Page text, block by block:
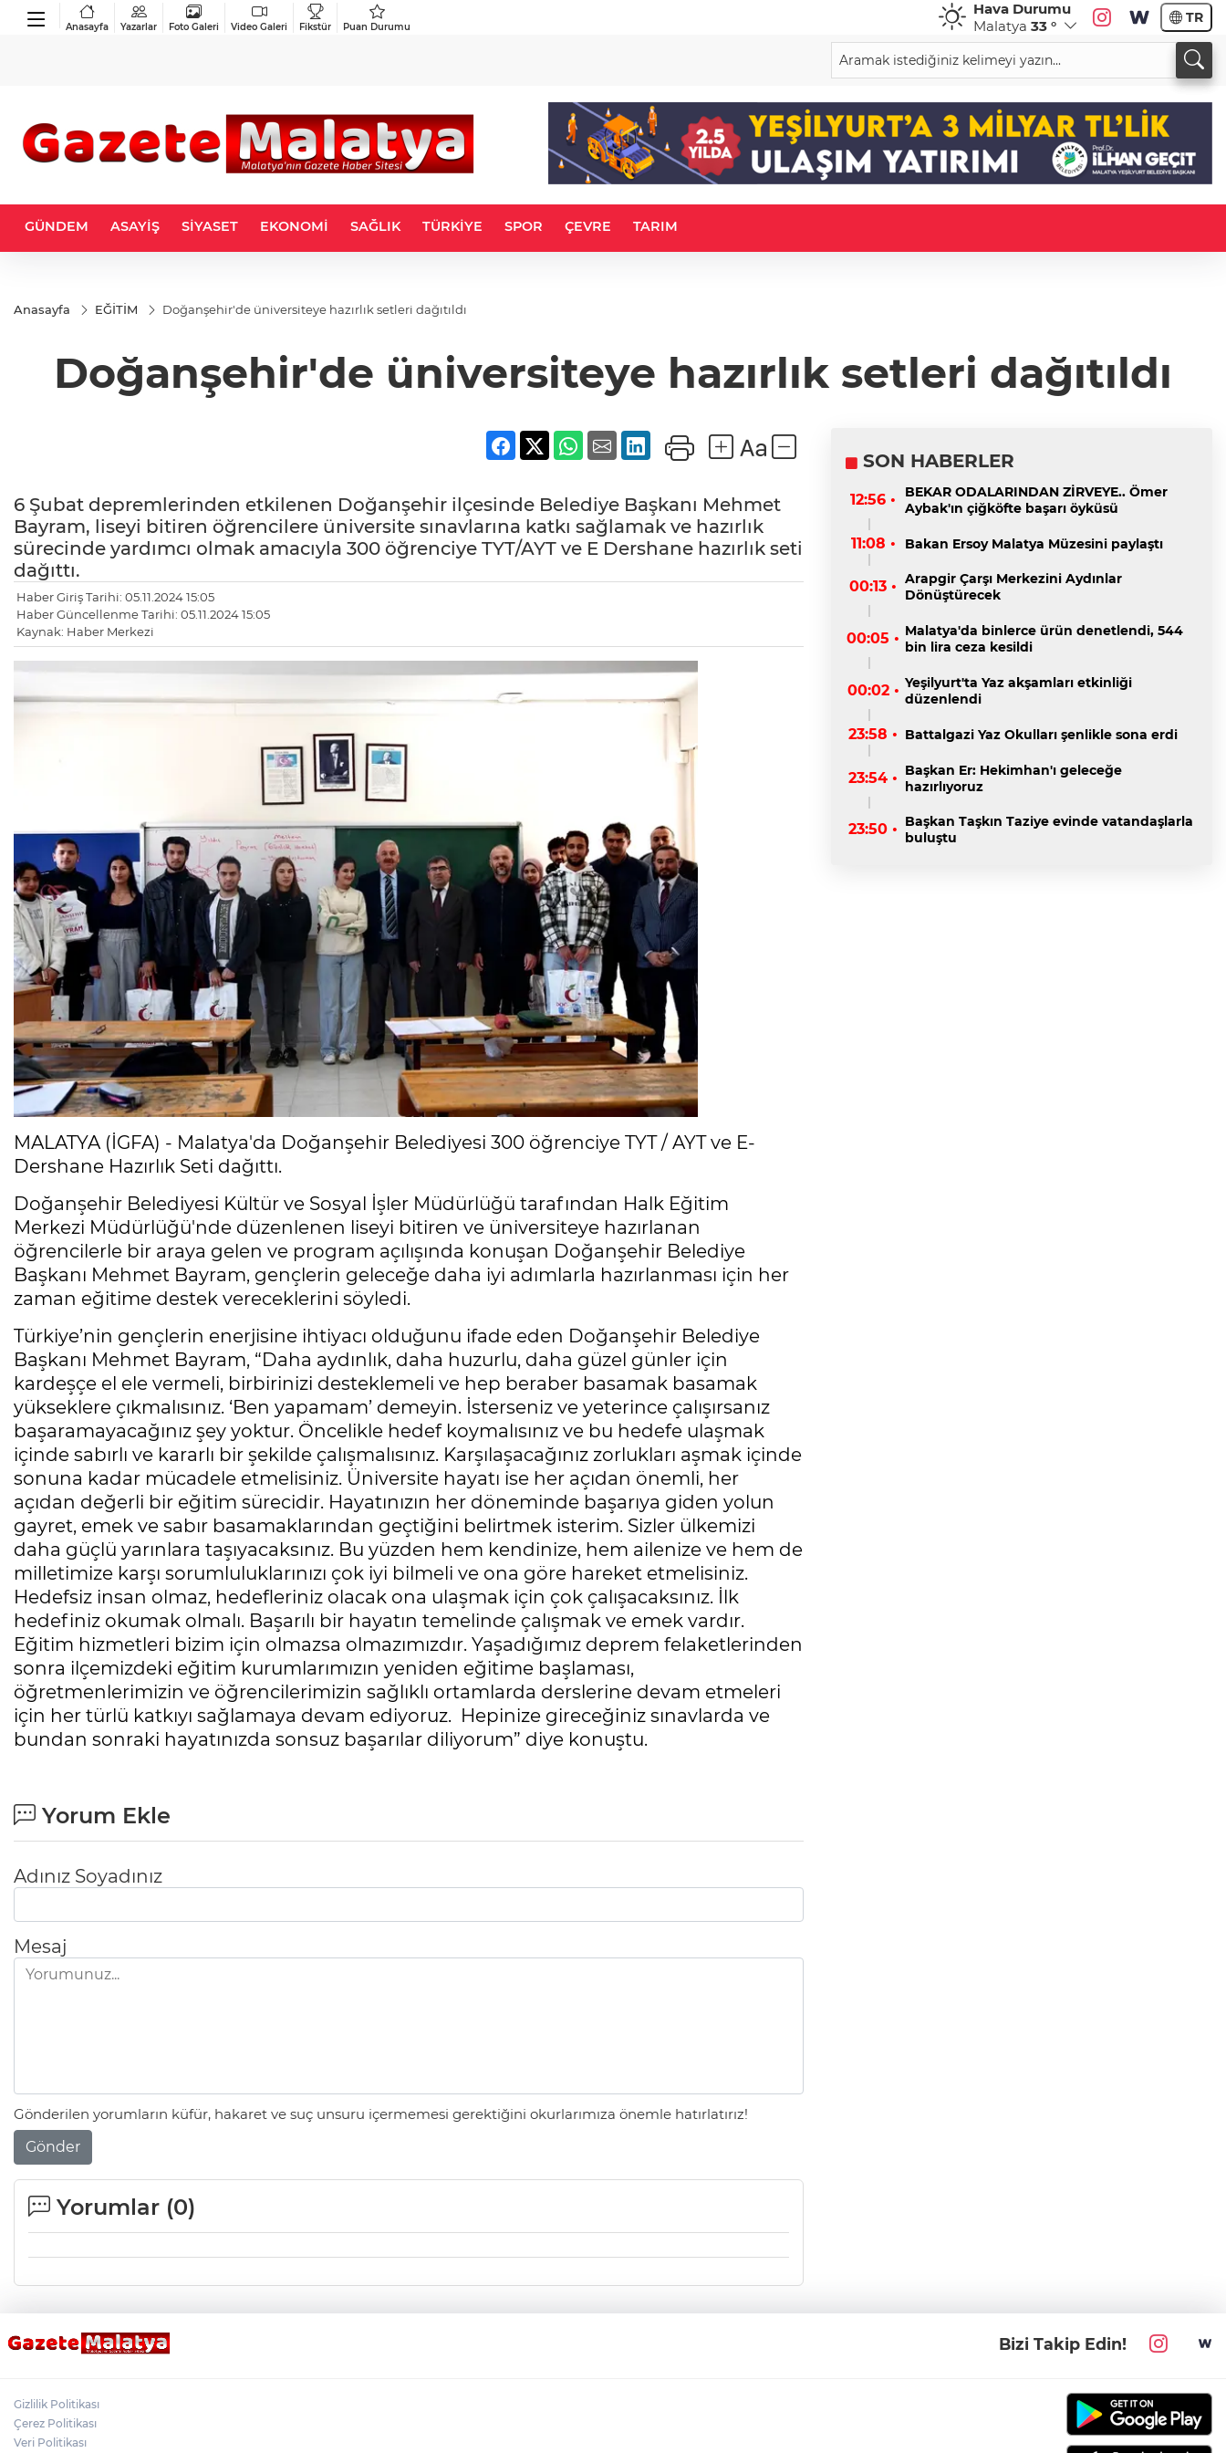
Anasayfa Yazarlar Foto Galeri Video Galeri Fikstür Puan Durumu
Hava Durumu
Malatya 33 ° TR
GÜNDEM ASAYİŞ SİYASET EKONOMİ SAĞLIK TÜRKİYE SPOR ÇEVRE TARIM
Anasayfa EĞİTİM Doğanşehir'de üniversiteye hazırlık setleri dağıtıldı
Doğanşehir'de üniversiteye hazırlık setleri dağıtıldı
6 Şubat depremlerinden etkilenen Doğanşehir ilçesinde Belediye Başkanı Mehmet
Bayram, liseyi bitiren öğrencilere üniversite sınavlarına katkı sağlamak ve hazırlık
sürecinde yardımcı olmak amacıyla 300 öğrenciye TYT/AYT ve E Dershane hazırlık seti
dağıttı.
Haber Giriş Tarihi: 05.11.2024 15:05
Haber Güncellenme Tarihi: 05.11.2024 15:05
Kaynak: Haber Merkezi
MALATYA (İGFA) - Malatya'da Doğanşehir Belediyesi 300 öğrenciye TYT / AYT ve E-
Dershane Hazırlık Seti dağıttı.
Doğanşehir Belediyesi Kültür ve Sosyal İşler Müdürlüğü tarafından Halk Eğitim
Merkezi Müdürlüğü'nde düzenlenen liseyi bitiren ve üniversiteye hazırlanan
öğrencilerle bir araya gelen ve program açılışında konuşan Doğanşehir Belediye
Başkanı Mehmet Bayram, gençlerin geleceğe daha iyi adımlarla hazırlanması için her
zaman eğitime destek vereceklerini söyledi.
Türkiye’nin gençlerin enerjisine ihtiyacı olduğunu ifade eden Doğanşehir Belediye
Başkanı Mehmet Bayram, “Daha aydınlık, daha huzurlu, daha güzel günler için
kardeşçe el ele vermeli, birbirinizi desteklemeli ve hep beraber basamak basamak
yükseklere çıkmalısınız. ‘Ben yapamam’ demeyin. İsterseniz ve yeterince çalışırsanız
başaramayacağınız şey yoktur. Öncelikle hedef koymalısınız ve bu hedefe ulaşmak
içinde sabırlı ve kararlı bir şekilde çalışmalısınız. Karşılaşacağınız zorlukları aşmak içinde
sonuna kadar mücadele etmelisiniz. Üniversite hayatı ise her açıdan önemli, her
açıdan değerli bir eğitim sürecidir. Hayatınızın her döneminde başarıya giden yolun
gayret, emek ve sabır basamaklarından geçtiğini belirtmek isterim. Sizler ülkemizi
daha güçlü yarınlara taşıyacaksınız. Bu yüzden hem kendinize, hem ailenize ve hem de
milletimize karşı sorumluluklarınızı çok iyi bilmeli ve ona göre hareket etmelisiniz.
Hedefsiz insan olmaz, hedefleriniz olacak ona ulaşmak için çok çalışacaksınız. İlk
hedefiniz okumak olmalı. Başarılı bir hayatın temelinde çalışmak ve emek vardır.
Eğitim hizmetleri bizim için olmazsa olmazımızdır. Yaşadığımız deprem felaketlerinden
sonra ilçemizdeki eğitim kurumlarımızın yeniden eğitime başlaması,
öğretmenlerimizin ve öğrencilerimizin sağlıklı ortamlarda derslerine devam etmeleri
için her türlü katkıyı sağlamaya devam ediyoruz. Hepinize gireceğiniz sınavlarda ve
bundan sonraki hayatınızda sonsuz başarılar diliyorum” diye konuştu.
Yorum Ekle
Adınız Soyadınız
Mesaj
Gönderilen yorumların küfür, hakaret ve suç unsuru içermemesi gerektiğini okurlarımıza önemle hatırlatırız!
Gönder
Yorumlar (0)
SON HABERLER
12:56 •
BEKAR ODALARINDAN ZİRVEYE.. Ömer
Aybak'ın çiğköfte başarı öyküsü
11:08 • Bakan Ersoy Malatya Müzesini paylaştı
00:13 • Arapgir Çarşı Merkezini Aydınlar
Dönüştürecek
00:05 • Malatya'da binlerce ürün denetlendi, 544
bin lira ceza kesildi
00:02 • Yeşilyurt'ta Yaz akşamları etkinliği
düzenlendi
23:58 • Battalgazi Yaz Okulları şenlikle sona erdi
23:54 • Başkan Er: Hekimhan'ı geleceğe
hazırlıyoruz
23:50 • Başkan Taşkın Taziye evinde vatandaşlarla
buluştu
Bizi Takip Edin!
Gizlilik Politikası
Çerez Politikası
Veri Politikası